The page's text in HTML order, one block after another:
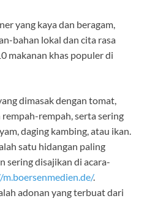
yang kaya dan beragam,
bahan lokal dan cita rasa
makanan khas populer di
dimasak dengan tomat,
rempah-rempah, serta sering
daging kambing, atau ikan.
satu hidangan paling
sering disajikan di acara-
.
adonan yang terbuat dari